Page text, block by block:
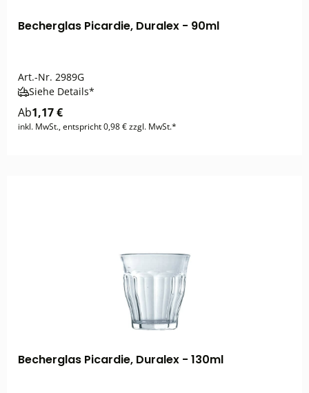
Becherglas Picardie, Duralex - 90ml
Art.-Nr. 2989G
Siehe Details*
Ab1,17 €
inkl. MwSt., entspricht 0,98 € zzgl. MwSt.*
Becherglas Picardie, Duralex - 130ml